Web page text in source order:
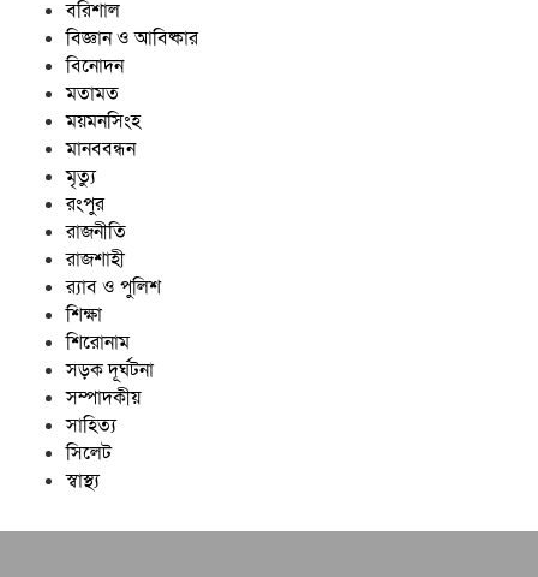
বরিশাল
বিজ্ঞান ও আবিষ্কার
বিনোদন
মতামত
ময়মনসিংহ
মানববন্ধন
মৃত্যু
রংপুর
রাজনীতি
রাজশাহী
র‍্যাব ও পুলিশ
শিক্ষা
শিরোনাম
সড়ক দূর্ঘটনা
সম্পাদকীয়
সাহিত্য
সিলেট
স্বাস্থ্য